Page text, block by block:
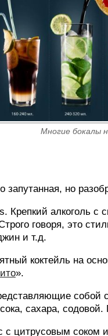
Многие бокалы
запутанная, но
Крепкий алкоголь
говоря, это
и т.д.
коктейль на
».
собой
сахара,
с цитрусовым